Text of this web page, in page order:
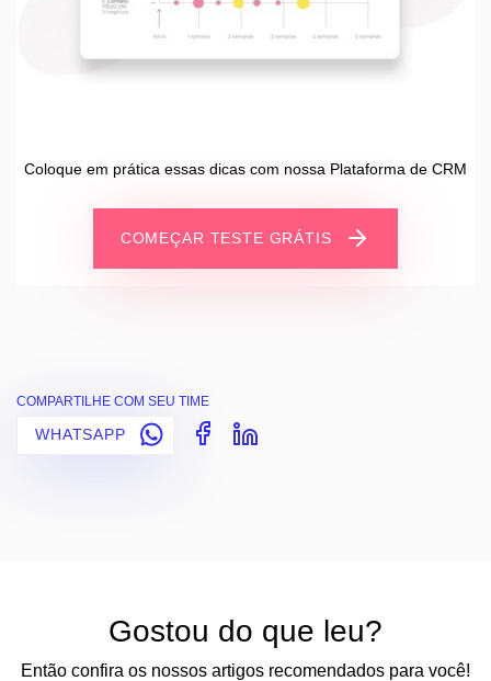
Coloque em prática essas dicas com nossa Plataforma de CRM
COMEÇAR TESTE GRÁTIS
COMPARTILHE COM SEU TIME
WHATSAPP
Gostou do que leu?
Então confira os nossos artigos recomendados para você!